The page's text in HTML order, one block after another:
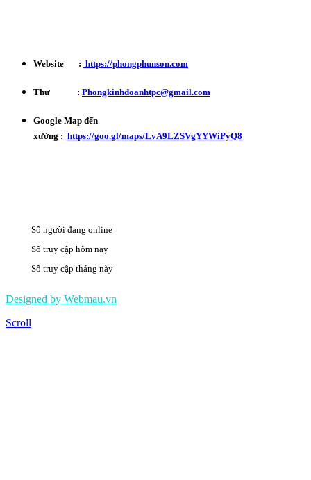
Website : https://phongphunson.com
Thư : Phongkinhdoanhtpc@gmail.com
Google Map đến
xưởng : https://goo.gl/maps/LvA9LZSVgYYWiPyQ8
Số người đang online
Số truy cập hôm nay
Số truy cập tháng này
Designed by Webmau.vn
Scroll